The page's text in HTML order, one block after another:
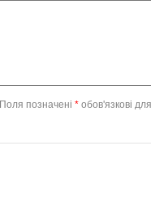
Поля позначені * обов'язкові